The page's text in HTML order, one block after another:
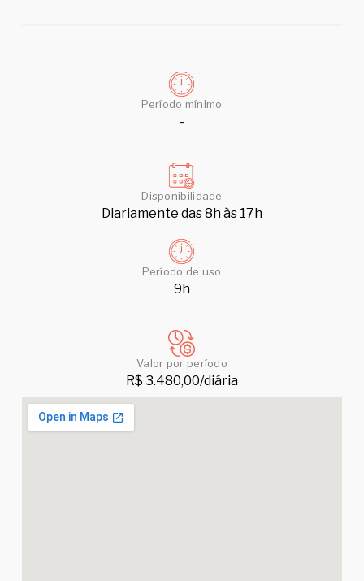
Período mínimo
-
Disponibilidade
Diariamente das 8h às 17h
Período de uso
9h
Valor por período
R$ 3.480,00/diária